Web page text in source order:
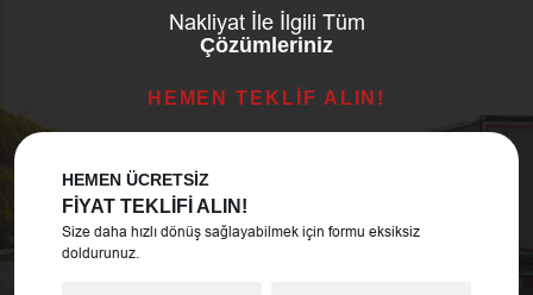
Nakliyat İle İlgili Tüm
Çözümleriniz
HEMEN TEKLİF ALIN!
HEMEN ÜCRETSİZ
FİYAT TEKLİFİ ALIN!
Size daha hızlı dönüş sağlayabilmek için formu eksiksiz
doldurunuz.